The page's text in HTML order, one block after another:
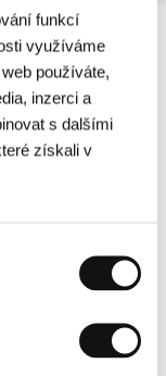
funkcí
využíváme
používáte,
inzerci a
s dalšími
získali v